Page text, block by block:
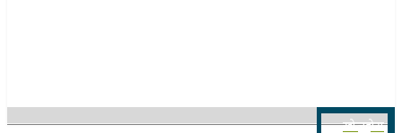
खोज्नुहोस